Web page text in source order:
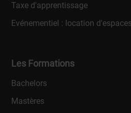
Taxe d'apprentissage
Evénementiel : location d'espaces
Les Formations
Bachelors
Mastères